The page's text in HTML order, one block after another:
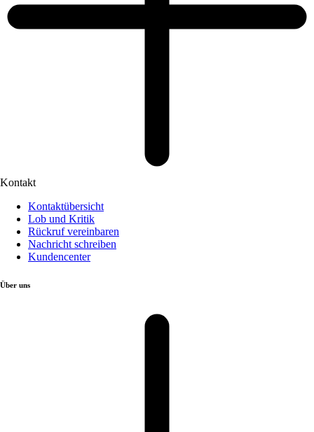
Kontakt
Kontaktübersicht
Lob und Kritik
Rückruf vereinbaren
Nachricht schreiben
Kundencenter
Über uns